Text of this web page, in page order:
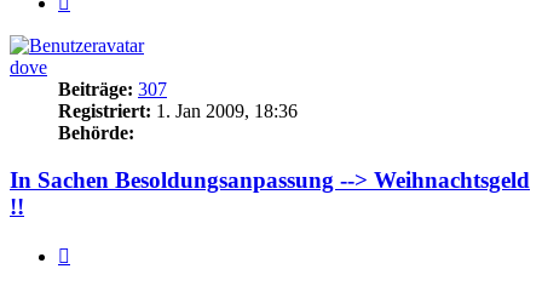
dove
Beiträge: 307
Registriert: 1. Jan 2009, 18:36
Behörde:
In Sachen Besoldungsanpassung --> Weihnachtsgeld
!!